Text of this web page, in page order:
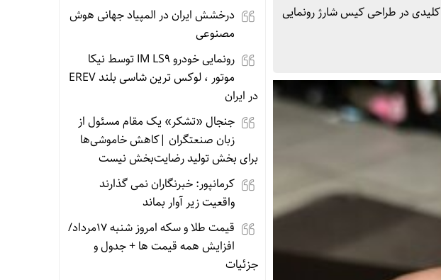
در طراحی کیس شارژ رونمایی
درخشش ایران در المپیاد جهانی هوش
مصنوعی
رونمایی خودرو IM LS9 توسط نیکا
موتور ، لوکس ترین شاسی بلند EREV
در ایران
جنجال «تشکر» یک مقام مسئول از
زبان صنعتگران |کاهش خاموشی‌ها
برای بخش تولید رضایت‌بخش نیست
کرمانپور: خبرنگاران نمی گذارند
واقعیت زیر آوار بماند
قیمت طلا و سکه امروز شنبه 17مرداد/
افزایش همه قیمت ها + جدول و
جزئیات